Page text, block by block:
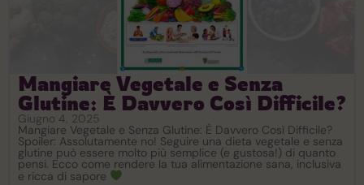
Mangiare Vegetale e Senza
Glutine: È Davvero Così Difficile?
Giugno 4, 2025
Mangiare Vegetale e Senza Glutine: È Davvero Così Difficile?
Spoiler: Assolutamente no! Seguire una dieta vegetale e senza
glutine può essere molto più semplice (e gustosa!) di quanto
pensi. Ecco come rendere la tua alimentazione sana, inclusiva
e ricca di sapore